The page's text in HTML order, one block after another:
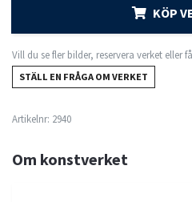
KÖP
Vill du se fler bilder, reservera verket eller
STÄLL EN FRÅGA OM VERKET
Artikelnr: 2940
Om konstverket